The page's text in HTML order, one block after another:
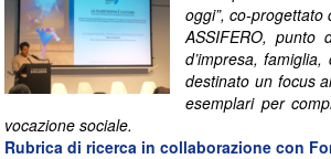
oggi”, co-progettato
ASSIFERO, punto
d’impresa,
destinato un focus
esemplari per
vocazione sociale.
Rubrica di ricerca in collaborazione con